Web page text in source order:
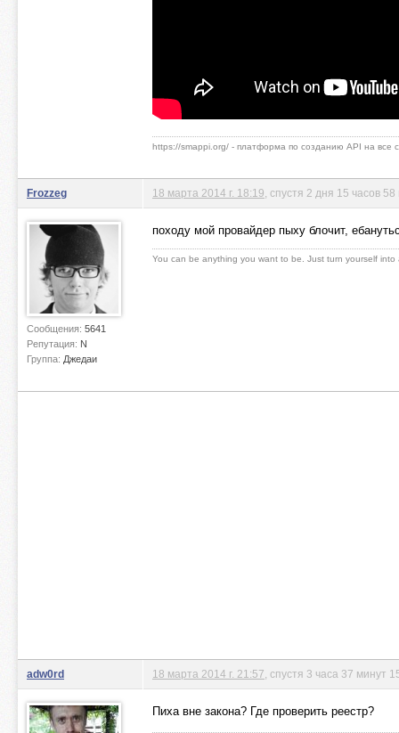
https://smappi.org/ - платформа по созданию API на все
Frozzeg
Сообщения: 5641
Репутация: N
Группа: Джедаи
18 марта 2014 г. 18:19 , спустя 2 дня 15 часов
походу мой провайдер пыху блочит,
You can be anything you want to be. Just turn yourself
adw0rd 18 марта 2014 г. 21:57 , спустя 3 часа 37 минут
Пиха вне закона? Где проверить реестр?